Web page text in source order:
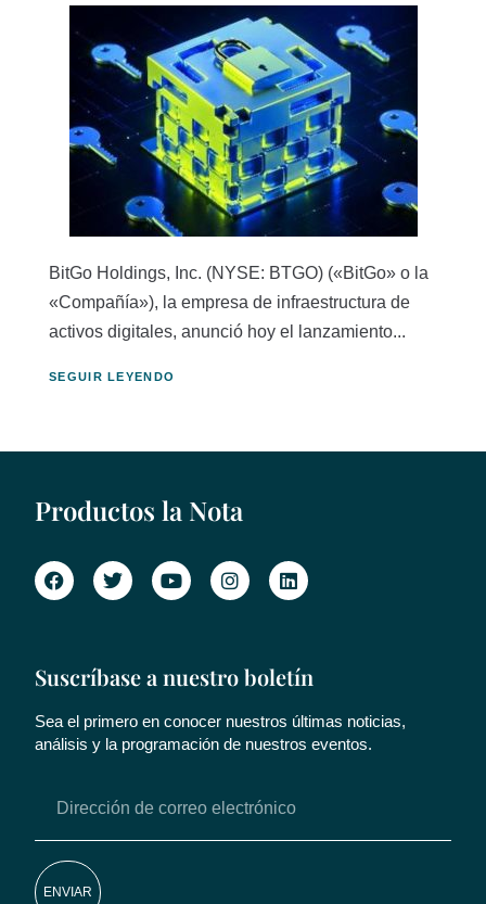
BitGo Holdings, Inc. (NYSE: BTGO) («BitGo» o la
«Compañía»), la empresa de infraestructura de
activos digitales, anunció hoy el lanzamiento...
SEGUIR LEYENDO
Productos la Nota
Suscríbase a nuestro boletín
Sea el primero en conocer nuestros últimas noticias,
análisis y la programación de nuestros eventos.
ENVIAR